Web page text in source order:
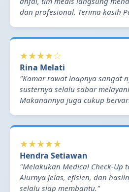
dan profesional. Terima kasih
★★★★☆
Rina Melati
"Kamar rawat inapnya sangat
susternya selalu sabar
Makanannya juga cukup
★★★★★
Hendra Setiawan
"Melakukan Medical Check-Up
Alurnya jelas, efisien, dan
selalu siap membantu."